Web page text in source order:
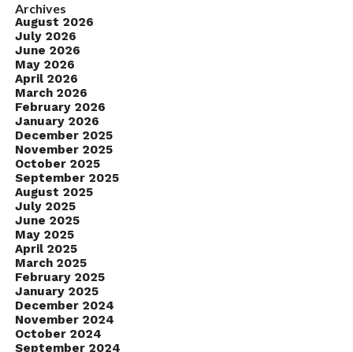
Archives
August 2026
July 2026
June 2026
May 2026
April 2026
March 2026
February 2026
January 2026
December 2025
November 2025
October 2025
September 2025
August 2025
July 2025
June 2025
May 2025
April 2025
March 2025
February 2025
January 2025
December 2024
November 2024
October 2024
September 2024